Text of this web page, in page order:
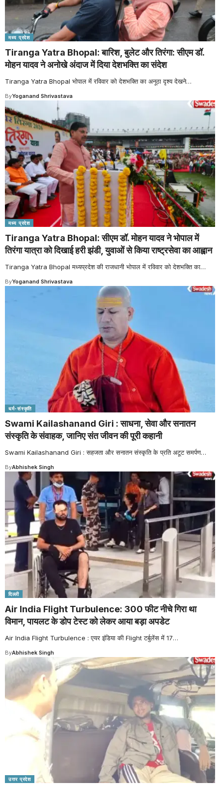
मध्य प्रदेश
Tiranga Yatra Bhopal: बारिश, बुलेट और तिरंगा: सीएम डॉ.
मोहन यादव ने अनोखे अंदाज में दिया देशभक्ति का संदेश
Tiranga Yatra Bhopal भोपाल में रविवार को देशभक्ति का अनूठा दृश्य देखने…
ByYoganand Shrivastava
मध्य प्रदेश
Tiranga Yatra Bhopal: सीएम डॉ. मोहन यादव ने भोपाल में
तिरंगा यात्रा को दिखाई हरी झंडी, युवाओं से किया राष्ट्रसेवा का आह्वान
Tiranga Yatra Bhopal मध्यप्रदेश की राजधानी भोपाल में रविवार को देशभक्ति का…
ByYoganand Shrivastava
धर्म-संस्कृति
Swami Kailashanand Giri : साधना, सेवा और सनातन
संस्कृति के संवाहक, जानिए संत जीवन की पूरी कहानी
Swami Kailashanand Giri : सहजता और सनातन संस्कृति के प्रति अटूट समर्पण…
ByAbhishek Singh
दिल्ली
Air India Flight Turbulence: 300 फीट नीचे गिरा था
विमान, पायलट के डोप टेस्ट को लेकर आया बड़ा अपडेट
Air India Flight Turbulence : एयर इंडिया की Flight टर्बुलेंस में 17…
ByAbhishek Singh
उत्तर प्रदेश